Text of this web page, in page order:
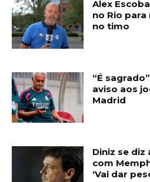
Alex
no Rio
no timo
“É
aviso aos
Madrid
Diniz se
com
‘Vai dar